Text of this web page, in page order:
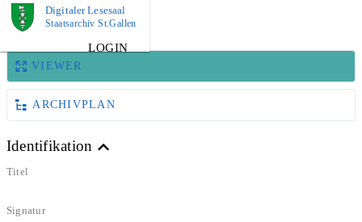
Digitaler Lesesaal
Staatsarchiv St.Gallen
LOGIN
BILD
VIEWER
ARCHIVPLAN
Identifikation
Titel
Signatur